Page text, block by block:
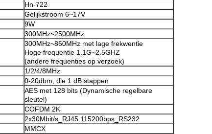
Hn-722
Gelijkstroom 6~17V
9W
300MHz~2500MHz
300MHz~860MHz met lage frekwentie
Hoge frequentie 1.1G~2.5GHZ
(andere frequenties op verzoek)
1/2/4/8MHz
0-20dbm, die 1 dB stappen
AES met 128 bits (Dynamische regelbare
sleutel)
COFDM 2K
2x30Mbit/s_RJ45 115200bps_RS232
MMCX